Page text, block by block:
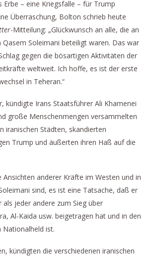
Erbe – eine Kriegsfalle – für Trump
Überraschung, Bolton schrieb heute
-Mitteilung: „Glückwunsch an alle, die an
Qasem Soleimani beteiligt waren. Das war
gegen die bösartigen Aktivitäten der
weltweit. Ich hoffe, es ist der erste
in Teheran.“
kündigte Irans Staatsführer Ali Khamenei
große Menschenmengen versammelten
iranischen Städten, skandierten
Trump und äußerten ihren Haß auf die
Ansichten anderer Kräfte im Westen und in
sind, es ist eine Tatsache, daß er
als jeder andere zum Sieg über
Al-Kaida usw. beigetragen hat und in den
Nationalheld ist.
kündigten die verschiedenen iranischen